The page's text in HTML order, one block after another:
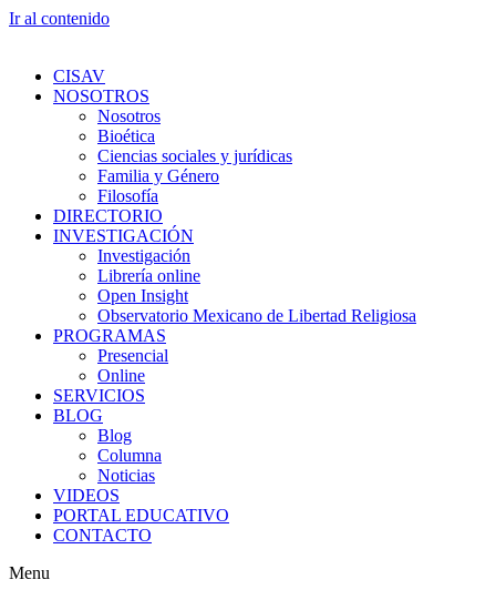
Ir al contenido
CISAV
NOSOTROS
Nosotros
Bioética
Ciencias sociales y jurídicas
Familia y Género
Filosofía
DIRECTORIO
INVESTIGACIÓN
Investigación
Librería online
Open Insight
Observatorio Mexicano de Libertad Religiosa
PROGRAMAS
Presencial
Online
SERVICIOS
BLOG
Blog
Columna
Noticias
VIDEOS
PORTAL EDUCATIVO
CONTACTO
Menu